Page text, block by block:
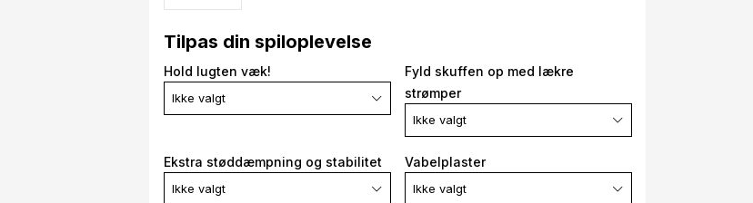
Tilpas din spiloplevelse
Hold lugten væk!
Ikke valgt
Fyld skuffen op med lækre
strømper
Ikke valgt
Ekstra støddæmpning og stabilitet
Ikke valgt
Vabelplaster
Ikke valgt